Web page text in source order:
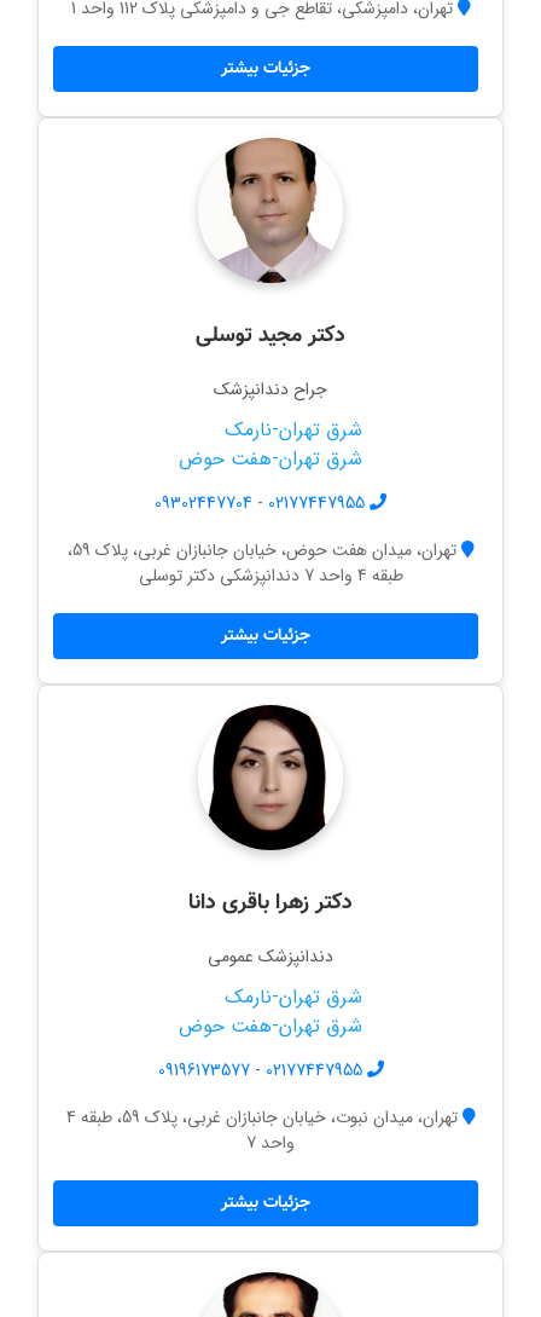
تهران، دامپزشکی، تقاطع جی و دامپزشکی پلاک 112 واحد 1
جزئیات بیشتر
دکتر مجید توسلی
جراح دندانپزشک
شرق تهران-نارمک
شرق تهران-هفت حوض
02177447955
-
09302447704
تهران، میدان هفت حوض، خیابان جانبازان غربی، پلاک 59،
طبقه 4 واحد 7 دندانپزشکی دکتر توسلی
جزئیات بیشتر
دکتر زهرا باقری دانا
دندانپزشک عمومی
شرق تهران-نارمک
شرق تهران-هفت حوض
02177447955
-
09196173577
تهران، میدان نبوت، خیابان جانبازان غربی، پلاک 59، طبقه 4
واحد 7
جزئیات بیشتر